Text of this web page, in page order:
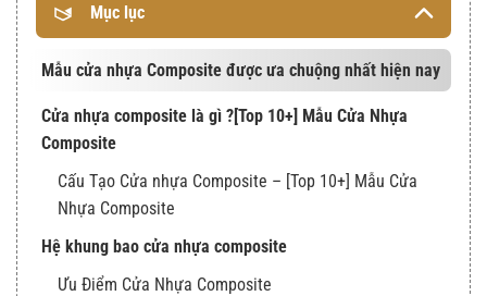
Mục lục
Mẫu cửa nhựa Composite được ưa chuộng nhất hiện nay
Cửa nhựa composite là gì ?[Top 10+] Mẫu Cửa Nhựa
Composite
Cấu Tạo Cửa nhựa Composite – [Top 10+] Mẫu Cửa
Nhựa Composite
Hệ khung bao cửa nhựa composite
Ưu Điểm Cửa Nhựa Composite